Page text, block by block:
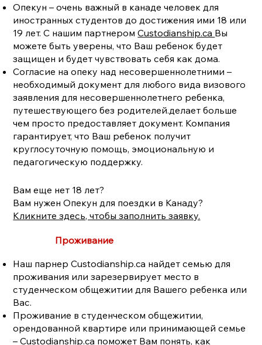
Опекун – очень важный в канаде человек для
иностранных студентов до достижения ими 18 или
19 лет. С нашим партнеромCustodianship.ca Вы
можете быть уверены, что Ваш ребенок будет
защищен и будет чувствовать себя как дома.
Согласие на опеку над несовершеннолетними –
необходимый документ для любого вида визового
заявления для несовершеннолетнего ребенка,
путешествующего без родителей.делает больше
чем просто предоставляет документ. Компания
гарантирует, что Ваш ребенок получит
круглосуточную помощь, эмоциональную и
педагогическую поддержку.
Вам еще нет 18 лет?
Вам нужен Опекун для поездки в Канаду?
Кликните здесь, чтобы заполнить заявку.
Проживание
Наш парнер Custodianship.ca найдет семью для
проживания или зарезервирует место в
студенческом общежитии для Вашего ребенка или
Вас.
Проживание в студенческом общежитии,
орендованной квартире или принимающей семье
– Custodianship.ca поможет Вам понять, как